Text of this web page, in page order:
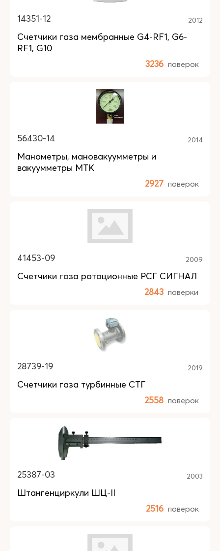
14351-12 2012
Счетчики газа мембранные G4-RF1, G6-
RF1, G10
3236 поверок
56430-14 2014
Манометры, мановакуумметры и
вакуумметры МТК
2927 поверок
41453-09 2009
Счетчики газа ротационные РСГ СИГНАЛ
2843 поверки
28739-19 2019
Счетчики газа турбинные СТГ
2558 поверок
25387-03 2003
Штангенциркули ШЦ-II
2516 поверок